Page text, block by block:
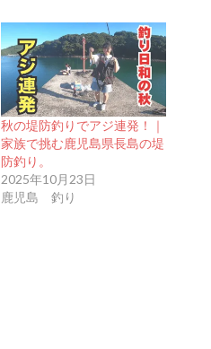
秋の堤防釣りでアジ連発！｜
家族で挑む鹿児島県長島の堤
防釣り。
2025年10月23日
鹿児島 釣り